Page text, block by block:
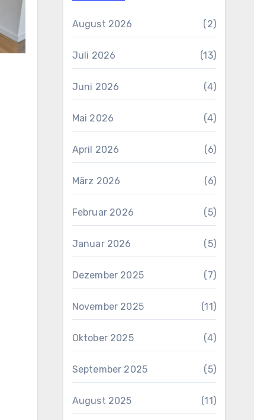
August 2026 (2)
Juli 2026 (13)
Juni 2026 (4)
Mai 2026 (4)
April 2026 (6)
März 2026 (6)
Februar 2026 (5)
Januar 2026 (5)
Dezember 2025 (7)
November 2025 (11)
Oktober 2025 (4)
September 2025 (5)
August 2025 (11)